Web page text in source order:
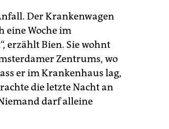
Der Krankenwagen
eine Woche im
erzählt Bien. Sie wohnt
Zentrums, wo
er im Krankenhaus lag,
die letzte Nacht an
darf alleine